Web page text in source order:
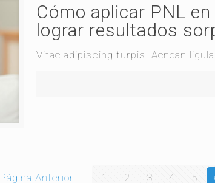
Cómo aplicar PNL
lograr resultados
Vitae adipiscing turpis. Aenean
Página Anterior 1 2 3 4 5